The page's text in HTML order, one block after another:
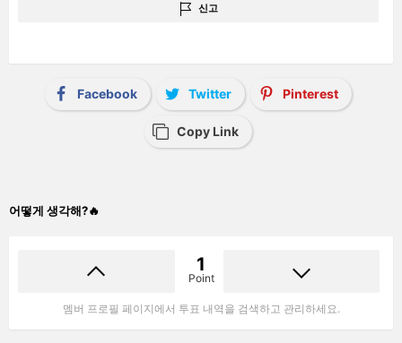
신고
Facebook Twitter Pinterest
Copy Link
어떻게 생각해?🔥
1
Point
멤버 프로필 페이지에서 투표 내역을 검색하고 관리하세요.